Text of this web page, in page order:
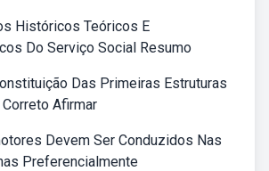
Históricos Teóricos E
Do Serviço Social Resumo
Das Primeiras Estruturas
Afirmar
Devem Ser Conduzidos Nas
Preferencialmente